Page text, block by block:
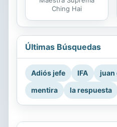
Ching Hai
Últimas Búsquedas
Adiós jefe IFA
juan
mentira
la respuesta